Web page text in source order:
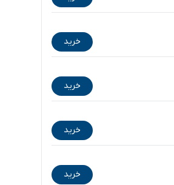
خرید
خرید
خرید
خرید